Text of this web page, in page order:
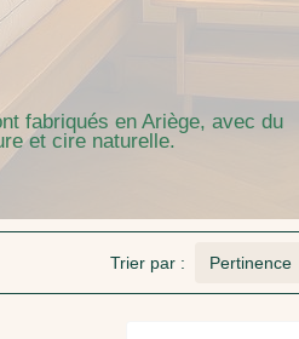
fabriqués en Ariège, avec du
et cire naturelle.
Trier par : Pertinence